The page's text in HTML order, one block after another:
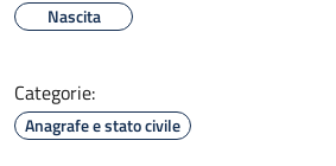
Nascita
Categorie:
Anagrafe e stato civile